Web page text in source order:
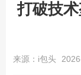
打破技
来源：i包头